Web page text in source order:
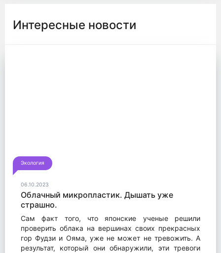
Интересные новости
Экология
06.10.2023
Облачный микропластик. Дышать уже
страшно.
Сам факт того, что японские ученые решили
проверить облака на вершинах своих прекрасных
гор Фудзи и Ояма, уже не может не тревожить. А
результат, который они обнаружили, эти тревоги